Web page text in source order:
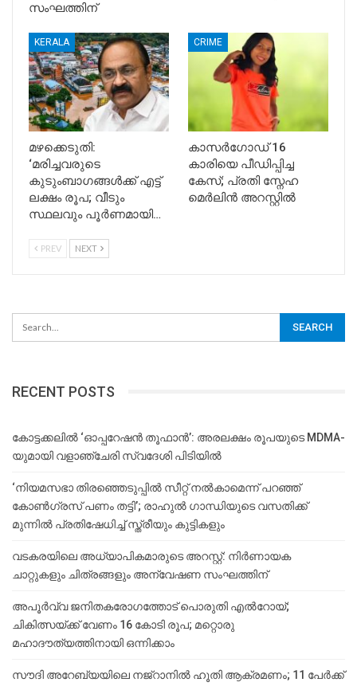
സംഘത്തിന്
KERALA
മഴക്കെടുതി:
‘മരിച്ചവരുടെ
കുടുംബാഗങ്ങൾക്ക് എട്ട്
ലക്ഷം രൂപ; വീടും
സ്ഥലവും പൂർണമായി…
CRIME
കാസർഗോഡ് 16
കാരിയെ പീഡിപ്പിച്ച
കേസ്; പ്രതി സ്നേഹ
മെർലിൻ അറസ്റ്റിൽ
PREV NEXT
RECENT POSTS
കോട്ടക്കലിൽ ‘ഓപ്പറേഷൻ തൂഫാൻ’: അരലക്ഷം രൂപയുടെ MDMA-
യുമായി വളാഞ്ചേരി സ്വദേശി പിടിയിൽ
‘നിയമസഭാ തിരഞ്ഞെടുപ്പിൽ സീറ്റ് നൽകാമെന്ന് പറഞ്ഞ്
കോൺഗ്രസ് പണം തട്ടി’; രാഹുൽ ഗാന്ധിയുടെ വസതിക്ക്
മുന്നിൽ പ്രതിഷേധിച്ച് സ്ത്രീയും കുട്ടികളും
വടകരയിലെ അധ്യാപികമാരുടെ അറസ്റ്റ്: നിർണായക
ചാറ്റുകളും ചിത്രങ്ങളും അന്വേഷണ സംഘത്തിന്
അപൂര്‍വ്വ ജനിതകരോഗത്തോട് പൊരുതി എല്‍റോയ്;
ചികിത്സയ്ക്ക് വേണം 16 കോടി രൂപ; മറ്റൊരു
മഹാദൗത്യത്തിനായി ഒന്നിക്കാം
സൗദി അറേബ്യയിലെ നജ്‌റാനില്‍ ഹൂതി ആക്രമണം; 11 പേര്‍ക്ക്